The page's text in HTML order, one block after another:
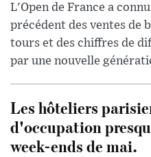
L'Open de France a
précédent des ventes de
tours et des chiffres de
par une nouvelle
Les hôteliers
d'occupation
week-ends de mai.